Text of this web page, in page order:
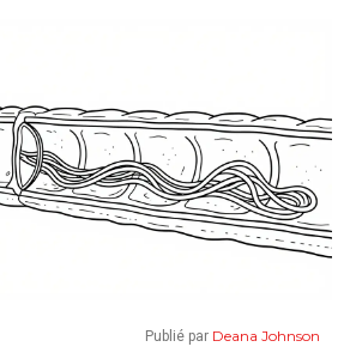
Publié par Deana Johnson